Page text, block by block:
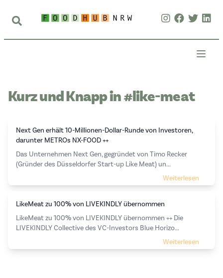
Kurz und Knapp in #like-meat
Next Gen erhält 10-Millionen-Dollar-Runde von Investoren,
darunter METROs NX-FOOD ++
Das Unternehmen Next Gen, gegründet von Timo Recker
(Gründer des Düsseldorfer Start-up Like Meat) un...
Weiterlesen
LikeMeat zu 100% von LIVEKINDLY übernommen
LikeMeat zu 100% von LIVEKINDLY übernommen ++ Die
LIVEKINDLY Collective des VC-Investors Blue Horizo...
Weiterlesen